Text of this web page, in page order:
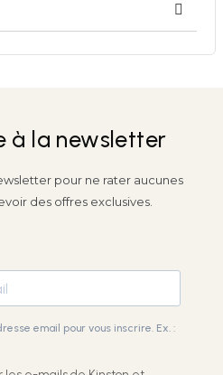
à la newsletter
pour ne rater aucunes
des offres exclusives.
email pour vous inscrire. Ex. :